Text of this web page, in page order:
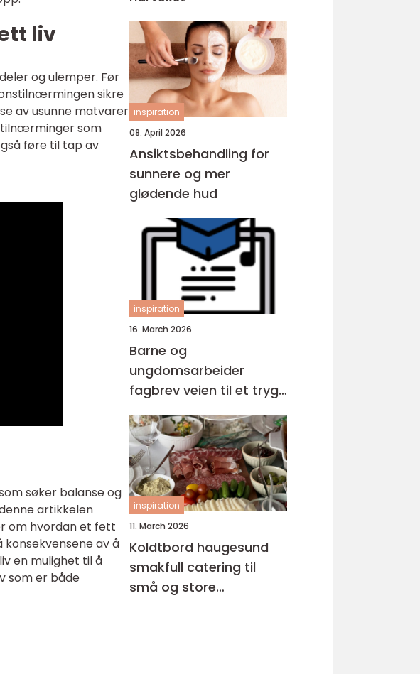
liv
og ulemper. Før
sikre
av usunne matvarer
tilnærminger som
føre til tap av
søker balanse og
artikkelen
om hvordan et fett
av å
en mulighet til å
som er både
inspiration
08. April 2026
Ansiktsbehandling for
sunnere og mer
glødende hud
inspiration
16. March 2026
Barne og
ungdomsarbeider
fagbrev veien til et trygt
og meningsfullt yrke
inspiration
11. March 2026
Koldtbord haugesund
smakfull catering til
små og store